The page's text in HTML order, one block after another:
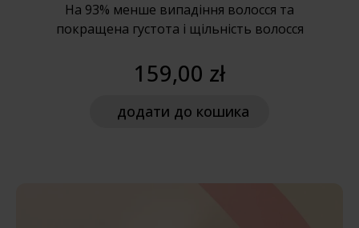
На 93% менше випадіння волосся та
покращена густота і щільність волосся
159,00 zł
додати до кошика